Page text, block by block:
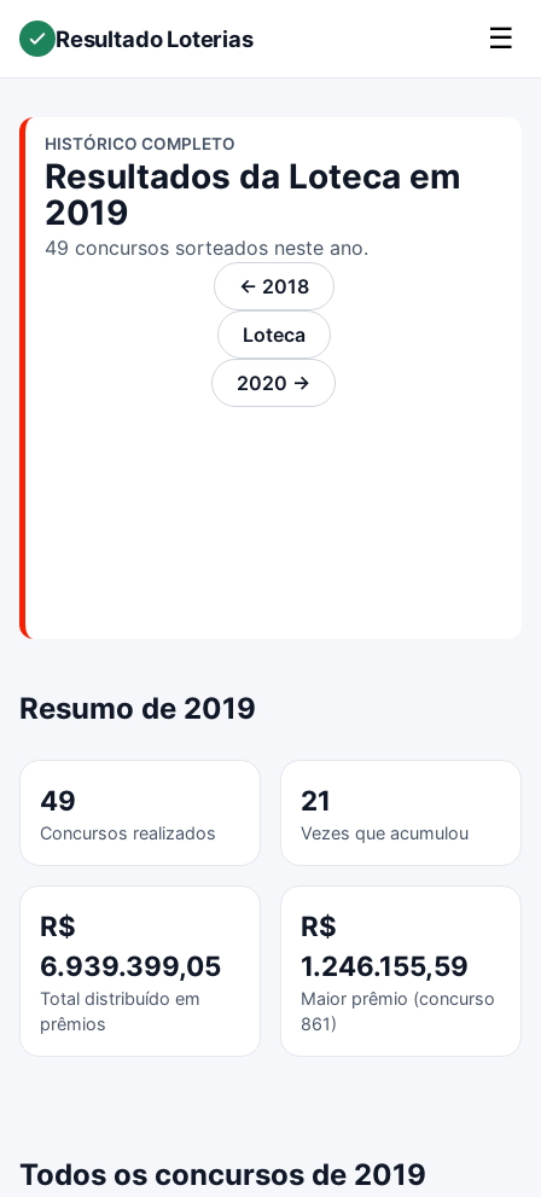
Resultado Loterias ☰
HISTÓRICO COMPLETO
Resultados da Loteca em
2019
49 concursos sorteados neste ano.
← 2018
Loteca
2020 →
Resumo de 2019
49
Concursos realizados
21
Vezes que acumulou
R$
6.939.399,05
Total distribuído em
prêmios
R$
1.246.155,59
Maior prêmio (concurso
861)
Todos os concursos de 2019